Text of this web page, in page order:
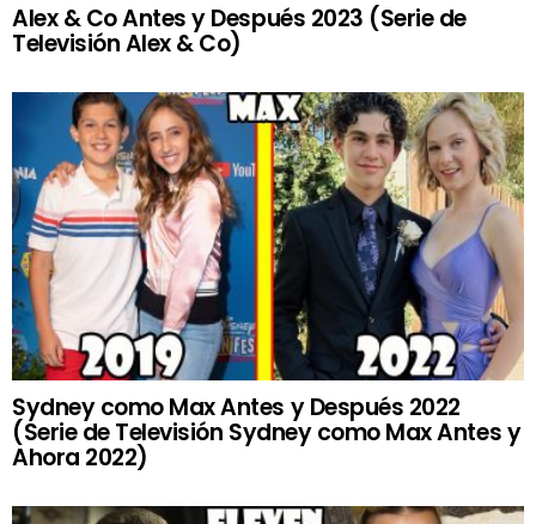
Alex & Co Antes y Después 2023 (Serie de
Televisión Alex & Co)
Sydney como Max Antes y Después 2022
(Serie de Televisión Sydney como Max Antes y
Ahora 2022)